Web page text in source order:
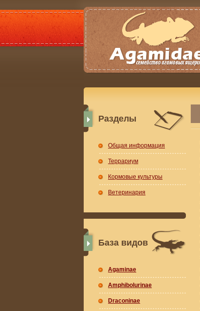
Разделы
Общая информация
Террариум
Кормовые культуры
Ветеринария
База видов
Agaminae
Amphibolurinae
Draconinae